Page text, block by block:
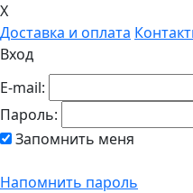
X
Доставка и оплата
Вход
E-mail:
Пароль:
Запомнить меня
Напомнить пароль